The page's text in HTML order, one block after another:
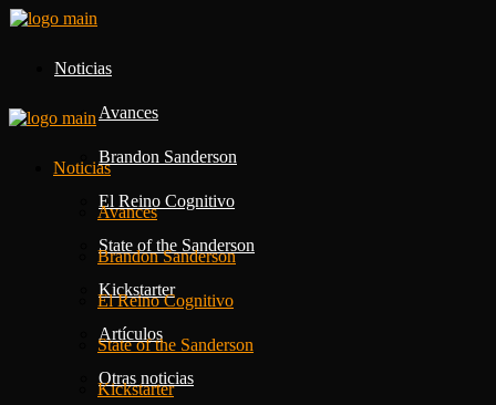
Noticias
Avances
Brandon Sanderson
El Reino Cognitivo
State of the Sanderson
Kickstarter
Artículos
Otras noticias
Noticias
Avances
Brandon Sanderson
El Reino Cognitivo
State of the Sanderson
Kickstarter